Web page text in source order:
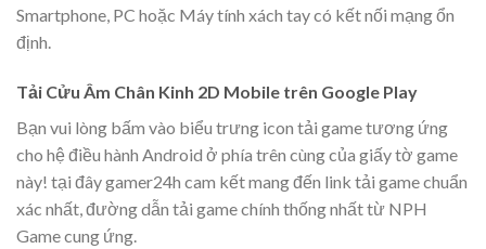
Smartphone, PC hoặc Máy tính xách tay có kết nối mạng ổn
định.
Tải Cửu Âm Chân Kinh 2D Mobile trên Google Play
Bạn vui lòng bấm vào biểu trưng icon tải game tương ứng
cho hệ điều hành Android ở phía trên cùng của giấy tờ game
này! tại đây gamer24h cam kết mang đến link tải game chuẩn
xác nhất, đường dẫn tải game chính thống nhất từ NPH
Game cung ứng.